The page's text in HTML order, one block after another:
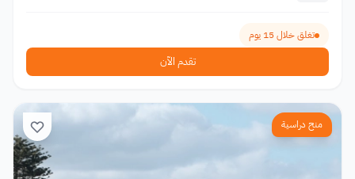
تغلق خلال 15 يوم
تقدم الآن
منح دراسية